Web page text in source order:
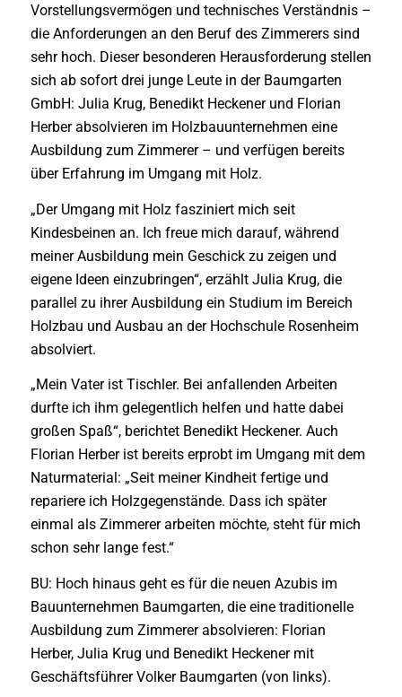
Vorstellungsvermögen und technisches Verständnis –
die Anforderungen an den Beruf des Zimmerers sind
sehr hoch. Dieser besonderen Herausforderung stellen
sich ab sofort drei junge Leute in der Baumgarten
GmbH: Julia Krug, Benedikt Heckener und Florian
Herber absolvieren im Holzbauunternehmen eine
Ausbildung zum Zimmerer – und verfügen bereits
über Erfahrung im Umgang mit Holz.
„Der Umgang mit Holz fasziniert mich seit
Kindesbeinen an. Ich freue mich darauf, während
meiner Ausbildung mein Geschick zu zeigen und
eigene Ideen einzubringen“, erzählt Julia Krug, die
parallel zu ihrer Ausbildung ein Studium im Bereich
Holzbau und Ausbau an der Hochschule Rosenheim
absolviert.
„Mein Vater ist Tischler. Bei anfallenden Arbeiten
durfte ich ihm gelegentlich helfen und hatte dabei
großen Spaß“, berichtet Benedikt Heckener. Auch
Florian Herber ist bereits erprobt im Umgang mit dem
Naturmaterial: „Seit meiner Kindheit fertige und
repariere ich Holzgegenstände. Dass ich später
einmal als Zimmerer arbeiten möchte, steht für mich
schon sehr lange fest.“
BU: Hoch hinaus geht es für die neuen Azubis im
Bauunternehmen Baumgarten, die eine traditionelle
Ausbildung zum Zimmerer absolvieren: Florian
Herber, Julia Krug und Benedikt Heckener mit
Geschäftsführer Volker Baumgarten (von links).